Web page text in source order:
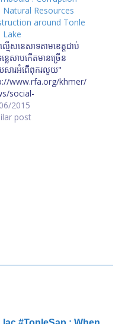
Natural Resources
around Tonle
Lake
មើស​នេសាទ​តាម​ខេត្ត​ជាប់​
លេសាប​កើត​មាន​ច្រើន​
ារ​អំពើ​ពុក​រលួយ"
www.rfa.org/khmer/
social-
illegal-fishing-in-
lake-
2015
post